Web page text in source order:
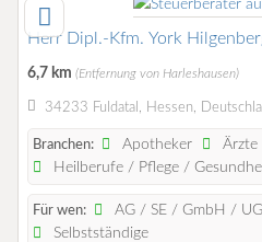
Herr Dipl.-Kfm. York
6,7 km (Entfernung von Harleshausen)
34233 Fuldatal, Hessen,
Branchen: Apotheker
Ärzte
Heilberufe / Pflege /
Für wen: AG / SE / GmbH /
Selbstständige